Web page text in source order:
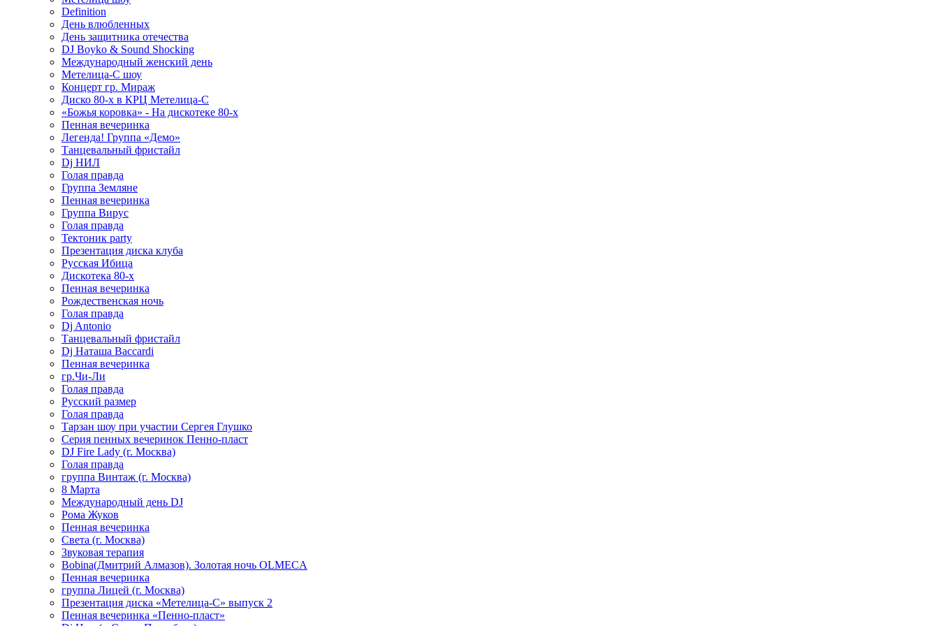
Definition
День влюбленных
День защитника отечества
DJ Boyko & Sound Shocking
Международный женский день
Метелица-С шоу
Концерт гр. Мираж
Диско 80-х в КРЦ Метелица-С
«Божья коровка» - На дискотеке 80-х
Пенная вечеринка
Легенда! Группа «Демо»
Танцевальный фристайл
Dj НИЛ
Голая правда
Группа Земляне
Пенная вечеринка
Группа Вирус
Голая правда
Тектоник party
Презентация диска клуба
Русская Ибица
Дискотека 80-х
Пенная вечеринка
Рождественская ночь
Голая правда
Dj Antonio
Танцевальный фристайл
Dj Наташа Baccardi
Пенная вечеринка
гр.Чи-Ли
Голая правда
Русский размер
Голая правда
Тарзан шоу при участии Сергея Глушко
Серия пенных вечеринок Пенно-пласт
DJ Fire Lady (г. Москва)
Голая правда
группа Винтаж (г. Москва)
8 Марта
Международный день DJ
Рома Жуков
Пенная вечеринка
Света (г. Москва)
Звуковая терапия
Bobina(Дмитрий Алмазов). Золотая ночь OLMECA
Пенная вечеринка
группа Лицей (г. Москва)
Презентация диска «Метелица-С» выпуск 2
Пенная вечеринка «Пенно-пласт»